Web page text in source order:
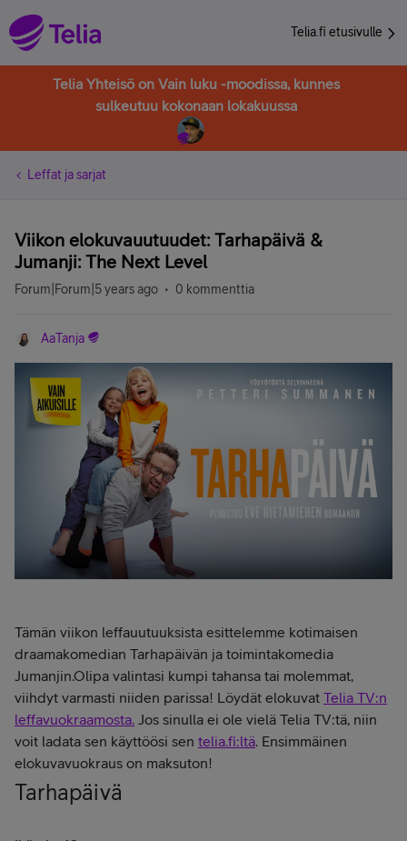
Telia.fi etusivulle
Telia Yhteisö on Vain luku -moodissa, kunnes
sulkeutuu kokonaan lokakuussa
Leffat ja sarjat
Viikon elokuvauutuudet: Tarhapäivä &
Jumanji: The Next Level
Forum|Forum|5 years ago 0 kommenttia
AaTanja
Tämän viikon leffauutuuksista esittelemme kotimaisen
draamakomedian Tarhapäivän ja toimintakomedia
Jumanjin.Olipa valintasi kumpi tahansa tai molemmat,
viihdyt varmasti niiden parissa! Löydät elokuvat Telia TV:n
leffavuokraamosta. Jos sinulla ei ole vielä Telia TV:tä, niin
voit ladata sen käyttöösi sen telia.fi:ltä. Ensimmäinen
elokuvavuokraus on maksuton!
Tarhapäivä